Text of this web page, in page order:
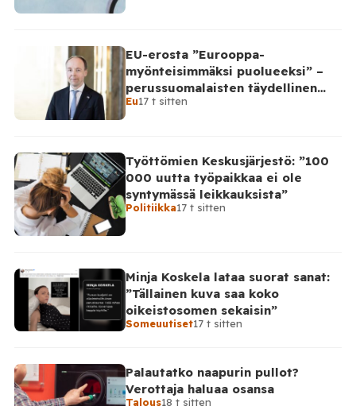
EU-erosta ”Eurooppa-
myönteisimmäksi puolueeksi” –
perussuomalaisten täydellinen
takinkääntö
Eu17 t sitten
Työttömien Keskusjärjestö: ”100
000 uutta työpaikkaa ei ole
syntymässä leikkauksista”
Politiikka17 t sitten
Minja Koskela lataa suorat sanat:
”Tällainen kuva saa koko
oikeistosomen sekaisin”
Someuutiset17 t sitten
Palautatko naapurin pullot?
Verottaja haluaa osansa
Talous18 t sitten